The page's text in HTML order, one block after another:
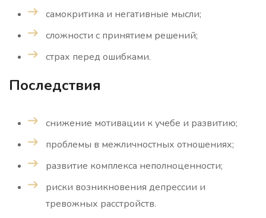
самокритика и негативные мысли;
сложности с принятием решений;
страх перед ошибками.
Последствия
снижение мотивации к учебе и развитию;
проблемы в межличностных отношениях;
развитие комплекса неполноценности;
риски возникновения депрессии и
тревожных расстройств.